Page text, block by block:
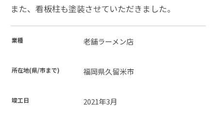
また、看板柱も塗装させていただきました。
業種 老舗ラーメン店
所在地(県/市まで) 福岡県久留米市
竣工日 2021年3月